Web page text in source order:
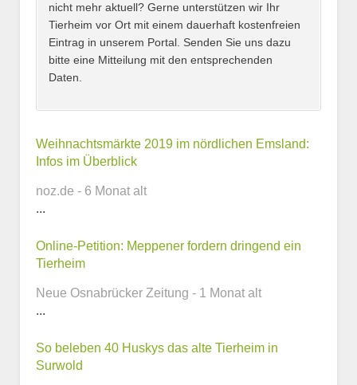
Kontaktmöglichkeiten
E-Mail-Adresse
nicht mehr aktuell? Gerne unterstützen wir Ihr
Tierheim vor Ort mit einem dauerhaft kostenfreien
Eintrag in unserem Portal. Senden Sie uns dazu
bitte eine Mitteilung mit den entsprechenden
Daten.
Weihnachtsmärkte 2019 im nördlichen Emsland:
Infos im Überblick
noz.de - 6 Monat alt
...
Online-Petition: Meppener fordern dringend ein
Tierheim
Neue Osnabrücker Zeitung - 1 Monat alt
...
So beleben 40 Huskys das alte Tierheim in
Surwold